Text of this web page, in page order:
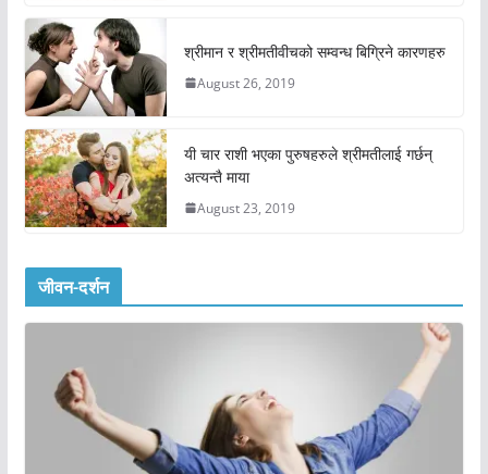
श्रीमान र श्रीमतीवीचको सम्वन्ध बिग्रिने कारणहरु
August 26, 2019
यी चार राशी भएका पुरुषहरुले श्रीमतीलाई गर्छन्
अत्यन्तै माया
August 23, 2019
जीवन-दर्शन